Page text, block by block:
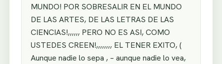
MUNDO! POR SOBRESALIR EN EL MUNDO
DE LAS ARTES, DE LAS LETRAS DE LAS
CIENCIAS!,,,,,, PERO NO ES ASI, COMO
USTEDES CREEN!,,,,,,,, EL TENER EXITO, (
Aunque nadie lo sepa , – aunque nadie lo vea,